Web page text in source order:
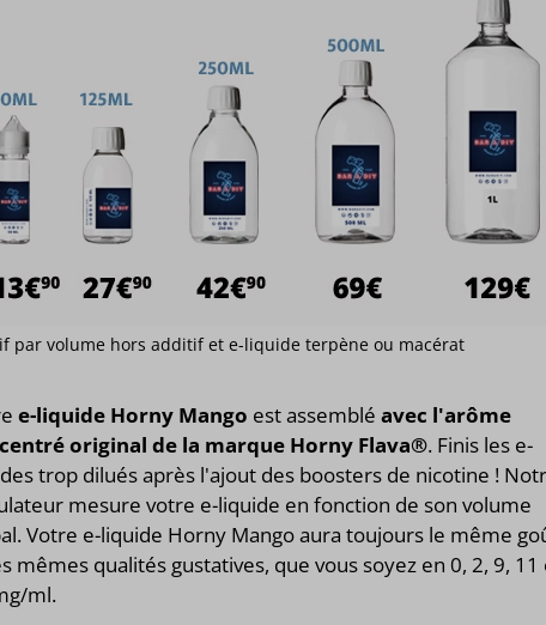
par volume hors additif et e-liquide terpène ou macérat
e-liquide Horny Mango est assembléavec l'arôme
original de la marque Horny Flava®. Finis les e-
trop dilués après l'ajout des boosters de nicotine !
mesure votre e-liquide en fonction de son volume
Votre e-liquide Horny Mango aura toujours le même
mêmes qualités gustatives, que vous soyez en 0, 2, 9, 11
ml.